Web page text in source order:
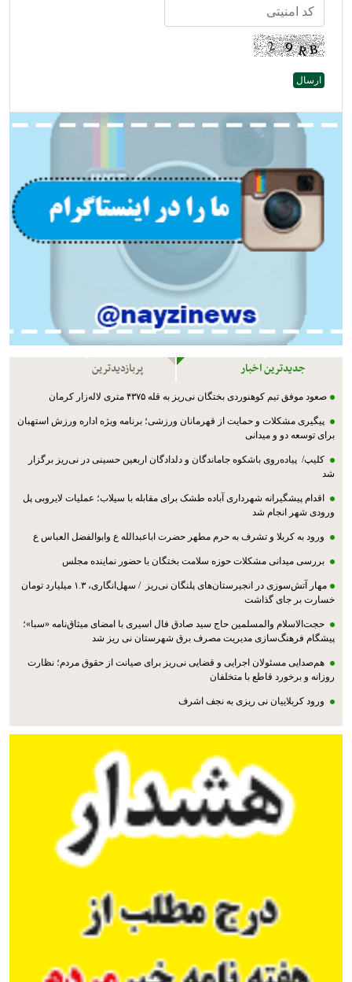
جدیدترین اخبار پربازدیدترین
صعود موفق تیم کوهنوردی بختگان نی‌ریز به قله ۴۳۷۵ متری لاله‌زار کرمان
پیگیری مشکلات و حمایت از قهرمانان ورزشی؛ برنامه ویژه اداره ورزش استهبان
برای توسعه دو و میدانی
کلیپ/ پیاده‌روی باشکوه جاماندگان و دلدادگان اربعین حسینی در نی‌ریز برگزار
شد
اقدام پیشگیرانه شهرداری آباده طشک برای مقابله با سیلاب؛ عملیات لایروبی پل
ورودی شهر انجام شد
ورود به کربلا و تشرف به حرم مطهر حضرت اباعبدالله ع وابوالفضل العباس ع
بررسی میدانی مشکلات حوزه سلامت بختگان با حضور نماینده مجلس
مهار آتش‌سوزی در انجیرستان‌های پلنگان نی‌ریز / سهل‌انگاری، ۱.۳ میلیارد تومان
خسارت بر جای گذاشت
حجت‌الاسلام والمسلمین حاج سید صادق فال اسیری با امضای میثاق‌نامه «سبا»؛
پیشگام فرهنگ‌سازی مدیریت مصرف برق شهرستان نی ریز شد
هم‌صدایی مسئولان اجرایی و قضایی نی‌ریز برای صیانت از حقوق مردم؛ نظارت
روزانه و برخورد قاطع با متخلفان
ورود کربلاییان نی ریزی به نجف اشرف